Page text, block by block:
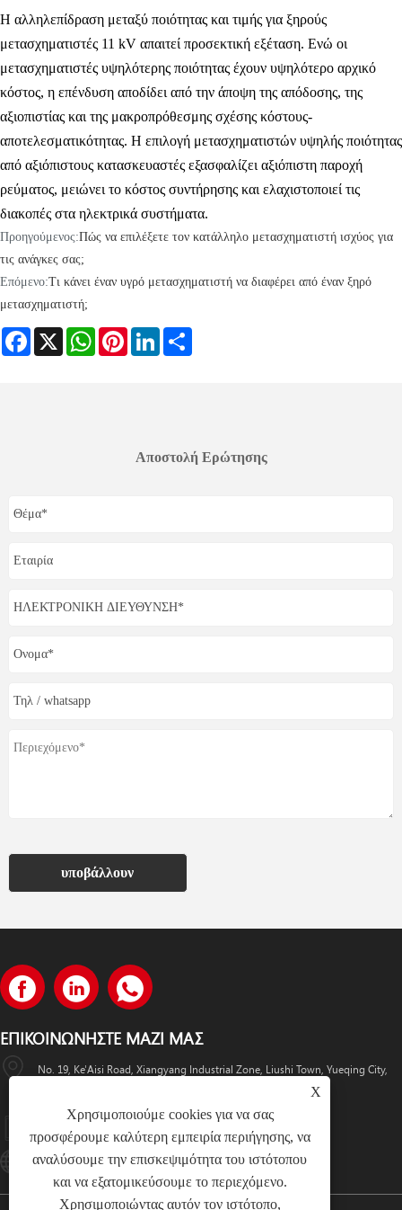
Η αλληλεπίδραση μεταξύ ποιότητας και τιμής για ξηρούς
μετασχηματιστές 11 kV απαιτεί προσεκτική εξέταση. Ενώ οι
μετασχηματιστές υψηλότερης ποιότητας έχουν υψηλότερο αρχικό
κόστος, η επένδυση αποδίδει από την άποψη της απόδοσης, της
αξιοπιστίας και της μακροπρόθεσμης σχέσης κόστους-
αποτελεσματικότητας. Η επιλογή μετασχηματιστών υψηλής ποιότητας
από αξιόπιστους κατασκευαστές εξασφαλίζει αξιόπιστη παροχή
ρεύματος, μειώνει το κόστος συντήρησης και ελαχιστοποιεί τις
διακοπές στα ηλεκτρικά συστήματα.
Προηγούμενος:Πώς να επιλέξετε τον κατάλληλο μετασχηματιστή ισχύος για
τις ανάγκες σας;
Επόμενο:Τι κάνει έναν υγρό μετασχηματιστή να διαφέρει από έναν ξηρό
μετασχηματιστή;
Facebook
X WhatsAppPinterestLinkedIn
Αποστολή Ερώτησης
υποβάλλουν
ΕΠΙΚΟΙΝΩΝΉΣΤΕ ΜΑΖΊ ΜΑΣ
No. 19, Ke'Aisi Road, Xiangyang Industrial Zone, Liushi Town, Yueqing City,
+86-18057712366 +86-18606632017
Lugaoteam@lugaoelectric.com
X
Χρησιμοποιούμε cookies για να σας
προσφέρουμε καλύτερη εμπειρία περιήγησης, να
αναλύσουμε την επισκεψιμότητα του ιστότοπου
και να εξατομικεύσουμε το περιεχόμενο.
Χρησιμοποιώντας αυτόν τον ιστότοπο,